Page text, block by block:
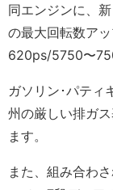
同エンジンに、
の最大回転数ア
620ps/5750〜
ガソリン･パティ
州の厳しい排ガ
ます。
また、組み合わ